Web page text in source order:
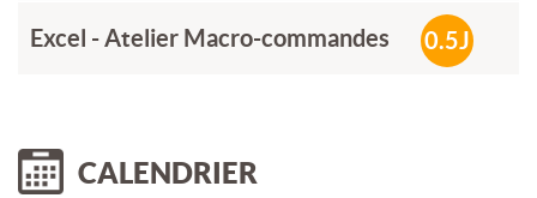
Excel - Atelier Macro-commandes 0.5J
CALENDRIER